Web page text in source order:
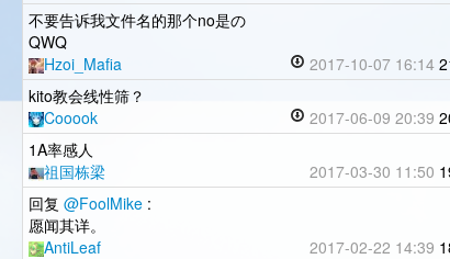
不要告诉我文件名的那个no是の
QWQ
Hzoi_Mafia
2017-10-07 16:14
kito教会线性筛？
Cooook
2017-06-09 20:39
1A率感人
祖国栋梁
2017-03-30 11:50
回复 @FoolMike :
愿闻其详。
AntiLeaf
2017-02-22 14:39